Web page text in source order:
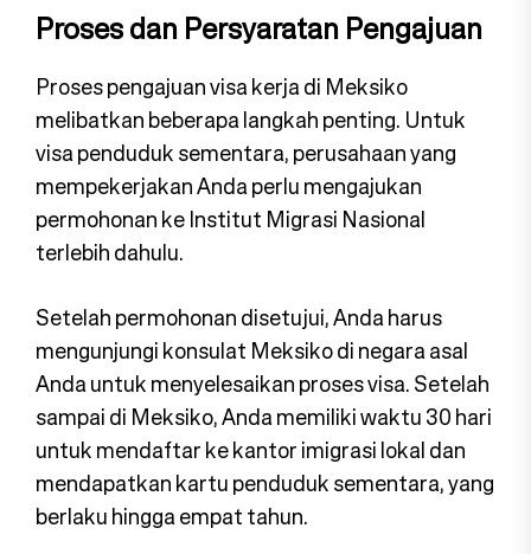
Proses dan Persyaratan Pengajuan
Proses pengajuan visa kerja di Meksiko
melibatkan beberapa langkah penting. Untuk
visa penduduk sementara, perusahaan yang
mempekerjakan Anda perlu mengajukan
permohonan ke Institut Migrasi Nasional
terlebih dahulu.
Setelah permohonan disetujui, Anda harus
mengunjungi konsulat Meksiko di negara asal
Anda untuk menyelesaikan proses visa. Setelah
sampai di Meksiko, Anda memiliki waktu 30 hari
untuk mendaftar ke kantor imigrasi lokal dan
mendapatkan kartu penduduk sementara, yang
berlaku hingga empat tahun.